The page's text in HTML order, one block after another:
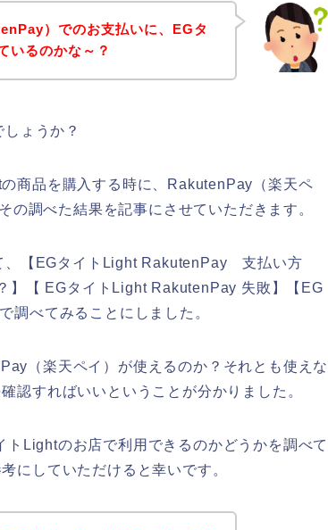
）でのお支払いに、EGタ
いるのかな～？
ょうか？
商品を購入する時に、RakutenPay（楽天ペ
の調べた結果を記事にさせていただきます。
、【EGタイトLight RakutenPay 支払い方
【 EGタイトLight RakutenPay 失敗】【EG
べてみることにしました。
（楽天ペイ）が使えるのか？それとも使えな
認すればいいということが分かりました。
Lightのお店で利用できるのかどうかを調べて
にしていただけると幸いです。